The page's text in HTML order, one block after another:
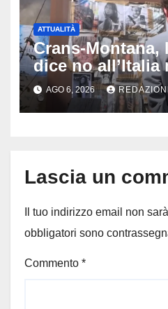
ATTUALITÀ
Crans-Montana,
dice no all’Italia
sul rogo:
di costituirsi
AGO 6, 2026
Lascia un
Il tuo indirizzo email non
obbligatori sono
Commento *